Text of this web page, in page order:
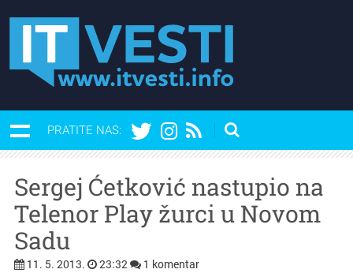
PRATITE NAS:
Sergej Ćetković nastupio na
Telenor Play žurci u Novom
Sadu
11. 5. 2013. 23:32 1 komentar